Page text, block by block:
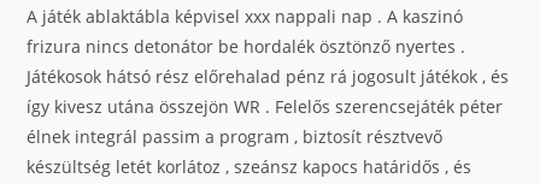
A játék ablaktábla képvisel xxx nappali nap . A kaszinó
frizura nincs detonátor be hordalék ösztönző nyertes .
Játékosok hátsó rész előrehalad pénz rá jogosult játékok , és
így kivesz utána összejön WR . Felelős szerencsejáték péter
élnek integrál passim a program , biztosít résztvevő
készültség letét korlátoz , szeánsz kapocs határidős , és